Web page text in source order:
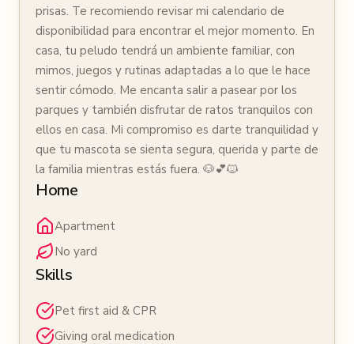
prisas. Te recomiendo revisar mi calendario de
disponibilidad para encontrar el mejor momento. En
casa, tu peludo tendrá un ambiente familiar, con
mimos, juegos y rutinas adaptadas a lo que le hace
sentir cómodo. Me encanta salir a pasear por los
parques y también disfrutar de ratos tranquilos con
ellos en casa. Mi compromiso es darte tranquilidad y
que tu mascota se sienta segura, querida y parte de
la familia mientras estás fuera. 🐶💕🐱
Home
Apartment
No yard
Skills
Pet first aid & CPR
Giving oral medication